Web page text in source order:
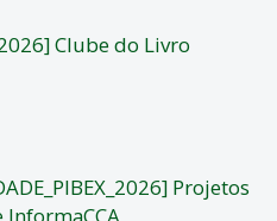
Clube do Livro
Projetos
InformaCCA